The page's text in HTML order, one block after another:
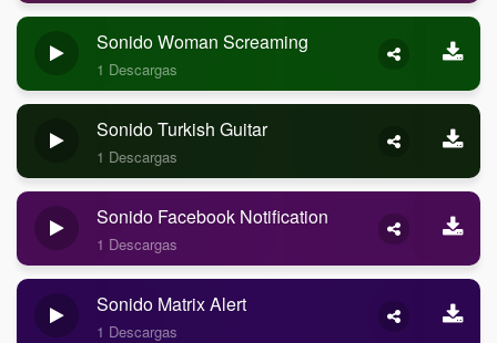
Sonido Woman Screaming
1 Descargas
Sonido Turkish Guitar
1 Descargas
Sonido Facebook Notification
1 Descargas
Sonido Matrix Alert
1 Descargas